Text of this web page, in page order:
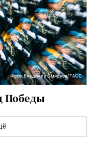
Фото: Владимир Смирнов/ТАСС
Победы